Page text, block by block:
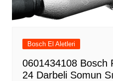
Bosch El Aletleri
0601434108 Bosch
24 Darbeli Somun